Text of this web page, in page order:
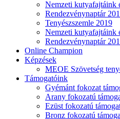
Nemzeti kutyafajtáink
Rendezvénynaptár
Tenyészszemle 2019
Nemzeti kutyafajtáink
Rendezvénynaptár
Online Champion
Képzések
MEOE Szövetség
Támogatóink
Gyémánt fokozat
Arany fokozatú
Ezüst fokozatú
Bronz fokozatú